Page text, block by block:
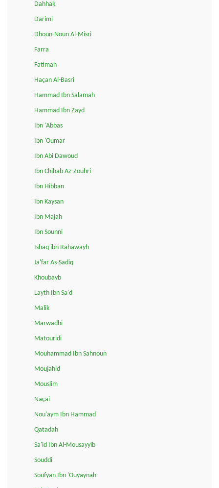
Dahhak
Darimi
Dhoun-Noun Al-Misri
Farra
Fatimah
Haçan Al-Basri
Hammad Ibn Salamah
Hammad Ibn Zayd
Ibn 'Abbas
Ibn 'Oumar
Ibn Abi Dawoud
Ibn Chihab Az-Zouhri
Ibn Hibban
Ibn Kaysan
Ibn Majah
Ibn Sounni
Ishaq ibn Rahawayh
Ja'far As-Sadiq
Khoubayb
Layth Ibn Sa'd
Malik
Marwadhi
Matouridi
Mouhammad Ibn Sahnoun
Moujahid
Mouslim
Naçai
Nou'aym Ibn Hammad
Qatadah
Sa'id Ibn Al-Mousayyib
Souddi
Soufyan Ibn 'Ouyaynah